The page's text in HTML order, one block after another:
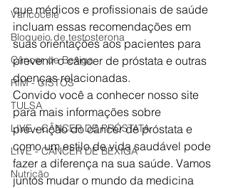
Varicocele
Bloqueio de testosterona
Câncer de Bexiga
RIM - CISTOS
TULSA
LIVE - CÂNCER DE PRÓSTATA
LIVE - CÂNCER DE BEXIGA
Nutrição
que médicos e profissionais de saúde
incluam essas recomendações em
suas orientações aos pacientes para
prevenir o câncer de próstata e outras
doenças relacionadas.
Convido você a conhecer nosso site
para mais informações sobre
prevenção do câncer de próstata e
como um estilo de vida saudável pode
fazer a diferença na sua saúde. Vamos
juntos mudar o mundo da medicina